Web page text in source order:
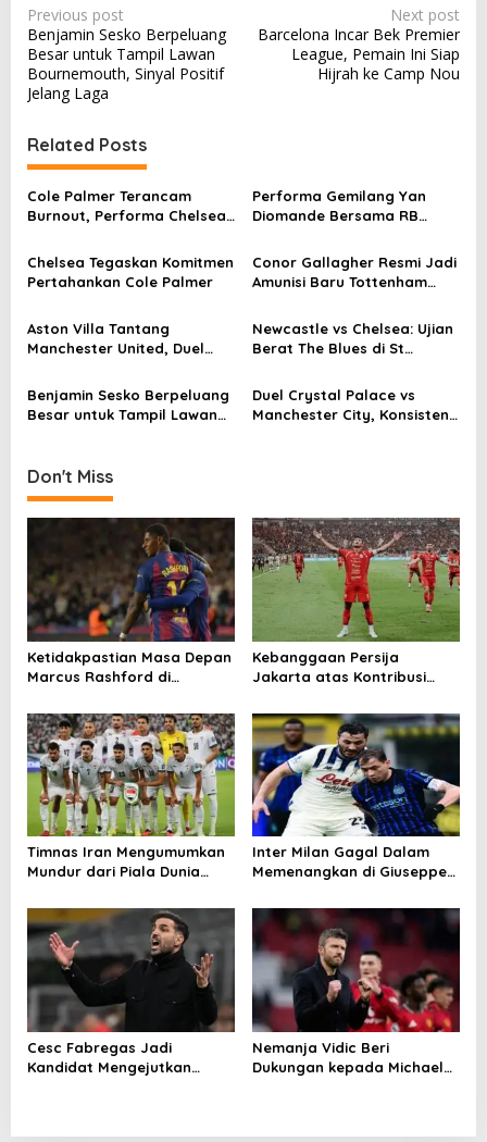
P
o
s
t
n
a
v
i
g
a
t
i
o
n
Previous post
Benjamin Sesko Berpeluang
Besar untuk Tampil Lawan
Bournemouth, Sinyal Positif
Jelang Laga
Next post
Barcelona Incar Bek Premier
League, Pemain Ini Siap
Hijrah ke Camp Nou
Related Posts
Cole Palmer Terancam
Burnout, Performa Chelsea
Performa Gemilang Yan
Diomande Bersama RB
Chelsea Tegaskan Komitmen
Pertahankan Cole Palmer
Conor Gallagher Resmi Jadi
Amunisi Baru Tottenham
Aston Villa Tantang
Manchester United, Duel
Newcastle vs Chelsea: Ujian
Berat The Blues di St
Benjamin Sesko Berpeluang
Besar untuk Tampil Lawan
Duel Crystal Palace vs
Manchester City, Konsistensi
Don't Miss
Ketidakpastian Masa Depan
Marcus Rashford di
Kebanggaan Persija
Jakarta atas Kontribusi
Timnas Iran Mengumumkan
Mundur dari Piala Dunia
Inter Milan Gagal Dalam
Memenangkan di Giuseppe
Cesc Fabregas Jadi
Kandidat Mengejutkan
Nemanja Vidic Beri
Dukungan kepada Michael